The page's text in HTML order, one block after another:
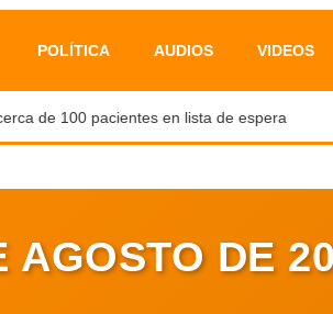
POLÍTICA AUDIOS VIDEOS
de 100 pacientes en lista de espera
AGOSTO DE